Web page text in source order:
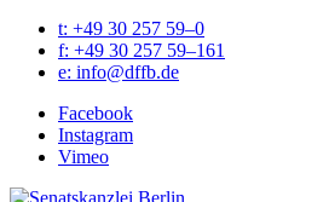
t: +49 30 257 59–0
f: +49 30 257 59–161
e: info@​dffb.​de
Face­book
Insta­gram
Vimeo